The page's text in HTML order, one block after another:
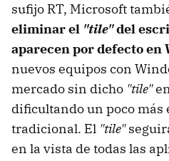
sufijo RT, Microsoft
eliminar el "tile"del
aparecen por defecto en
nuevos equipos con
mercado sin dicho "tile"
dificultando un poco más
tradicional. El "tile"
en la vista de todas las